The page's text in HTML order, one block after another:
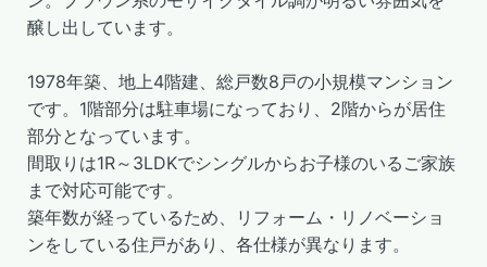
醸し出しています。
1978年築、地上4階建、総戸数8戸の小規模マンション
です。1階部分は駐車場になっており、2階からが居住
部分となっています。
間取りは1R～3LDKでシングルからお子様のいるご家族
まで対応可能です。
築年数が経っているため、リフォーム・リノベーショ
ンをしている住戸があり、各仕様が異なります。